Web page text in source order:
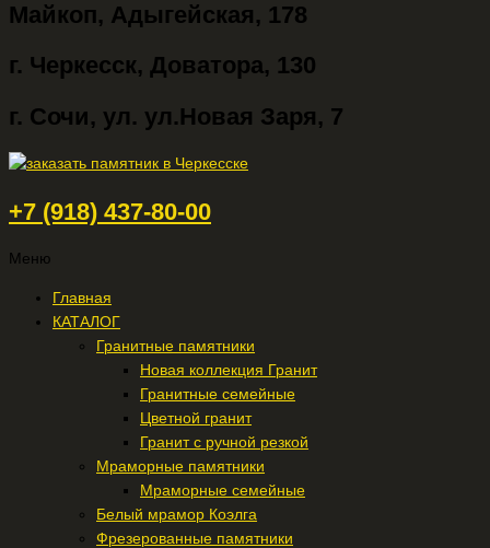
Майкоп, Адыгейская, 178
г. Черкесск, Доватора, 130
г. Сочи, ул. ул.Новая Заря, 7
+7 (918) 437-80-00
Меню
Главная
КАТАЛОГ
Гранитные памятники
Новая коллекция Гранит
Гранитные семейные
Цветной гранит
Гранит с ручной резкой
Мраморные памятники
Мраморные семейные
Белый мрамор Коэлга
Фрезерованные памятники